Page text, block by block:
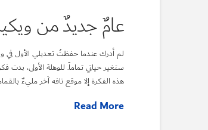
عامٌ جديدٌ من
لم أدرك عندما حفظتُ تعديلي الأول في
ستغير حياتي تماماً. للوهلة الأولى،
هذه الفكرة إلا موقع تافه آخر مليءٌ
Read More